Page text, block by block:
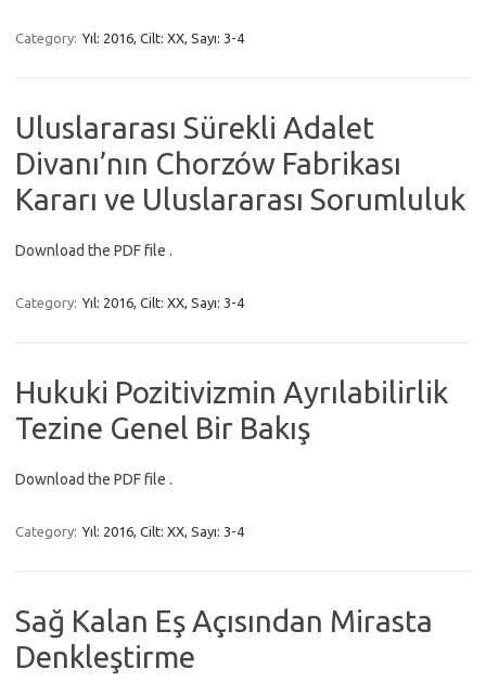
Category: Yıl: 2016, Cilt: XX, Sayı: 3-4
Uluslararası Sürekli Adalet
Divanı’nın Chorzów Fabrikası
Kararı ve Uluslararası Sorumluluk
Download the PDF file .
Category: Yıl: 2016, Cilt: XX, Sayı: 3-4
Hukuki Pozitivizmin Ayrılabilirlik
Tezine Genel Bir Bakış
Download the PDF file .
Category: Yıl: 2016, Cilt: XX, Sayı: 3-4
Sağ Kalan Eş Açısından Mirasta
Denkleştirme